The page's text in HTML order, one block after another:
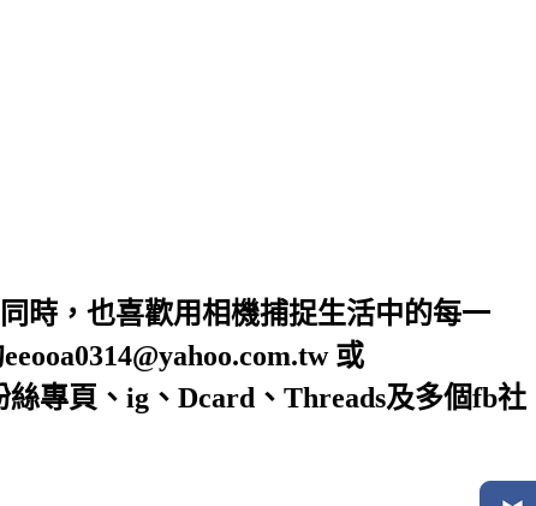
時，也喜歡用相機捕捉生活中的每一
或
專頁、ig、Dcard、Threads及多個fb社